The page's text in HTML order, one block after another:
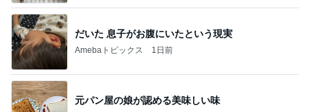
だいた 息子がお腹にいたという現実
Amebaトピックス 1日前
元パン屋の娘が認める美味しい味